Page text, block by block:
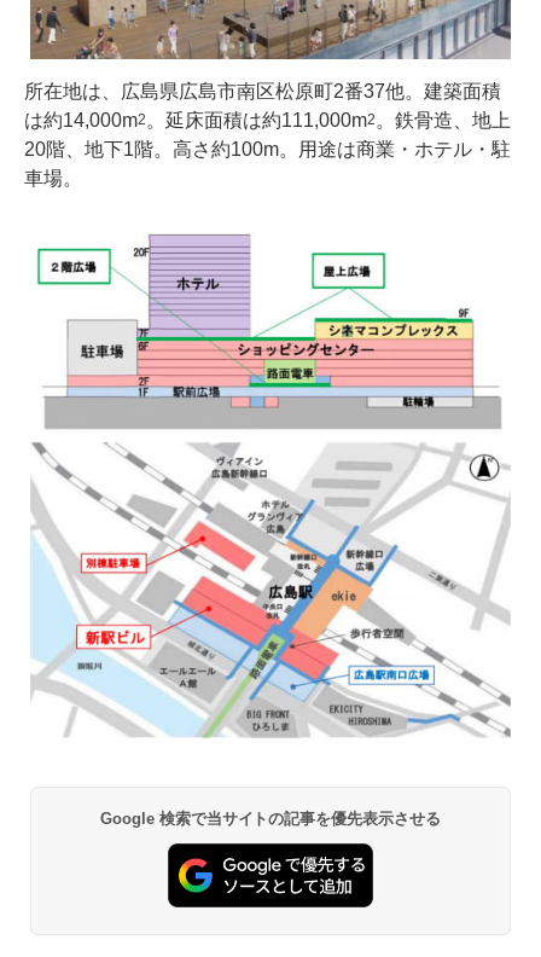
所在地は、広島県広島市南区松原町2番37他。建築面積
は約14,000m2 。延床面積は約111,000m2 。鉄骨造、地上
20階、地下1階。高さ約100m。用途は商業・ホテル・駐
車場。
Google 検索で当サイトの記事を優先表示させる